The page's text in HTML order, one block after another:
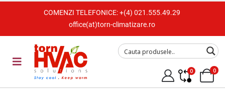
COMENZI TELEFONICE:+(4) 021.555.49.29
office(at)torn-climatizare.ro
0 0